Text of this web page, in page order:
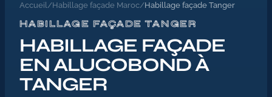
Accueil/Habillage façade Maroc/Habillage façade Tanger
HABILLAGE FAÇADE TANGER
HABILLAGE FAÇADE
EN ALUCOBOND À
TANGER